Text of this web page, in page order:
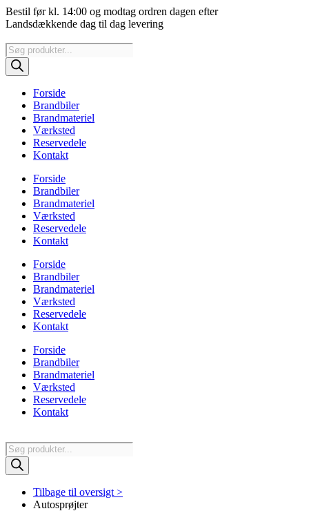
Videre
til
Bestil før kl. 14:00 og modtag ordren dagen efter
Landsdækkende dag til dag levering
Products
search
Forside
Brandbiler
Brandmateriel
Værksted
Reservedele
Kontakt
Forside
Brandbiler
Brandmateriel
Værksted
Reservedele
Kontakt
Forside
Brandbiler
Brandmateriel
Værksted
Reservedele
Kontakt
Forside
Brandbiler
Brandmateriel
Værksted
Reservedele
Kontakt
Products
search
Tilbage til oversigt >
Autosprøjter